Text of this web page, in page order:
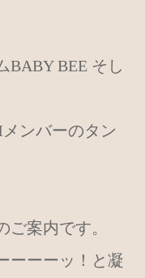
BABY BEE そし
ンバーのタン
案内です。
ーーーッ！と凝